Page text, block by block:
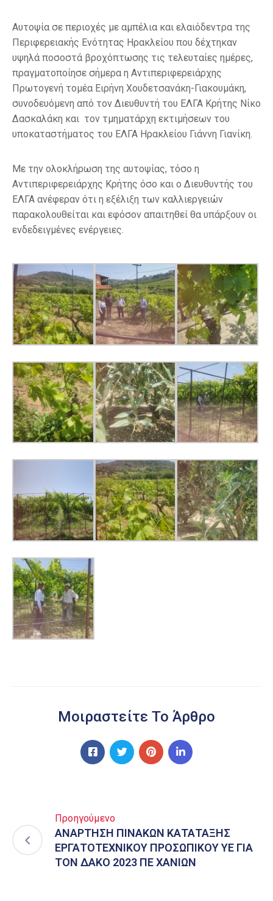
Αυτοψία σε περιοχές με αμπέλια και ελαιόδεντρα της
Περιφερειακής Ενότητας Ηρακλείου που δέχτηκαν
υψηλά ποσοστά βροχόπτωσης τις τελευταίες ημέρες,
πραγματοποίησε σήμερα η Αντιπεριφερειάρχης
Πρωτογενή τομέα Ειρήνη Χουδετσανάκη-Γιακουμάκη,
συνοδευόμενη από τον Διευθυντή του ΕΛΓΑ Κρήτης Νίκο
Δασκαλάκη και τον τμηματάρχη εκτιμήσεων του
υποκαταστήματος του ΕΛΓΑ Ηρακλείου Γιάννη Γιανίκη.
Με την ολοκλήρωση της αυτοψίας, τόσο η
Αντιπεριφερειάρχης Κρήτης όσο και ο Διευθυντής του
ΕΛΓΑ ανέφεραν ότι η εξέλιξη των καλλιεργειών
παρακολουθείται και εφόσον απαιτηθεί θα υπάρξουν οι
ενδεδειγμένες ενέργειες.
Μοιραστείτε Το Άρθρο
Προηγούμενο
ΑΝΑΡΤΗΣΗ ΠΙΝΑΚΩΝ ΚΑΤΑΤΑΞΗΣ
ΕΡΓΑΤΟΤΕΧΝΙΚΟΥ ΠΡΟΣΩΠΙΚΟΥ ΥΕ ΓΙΑ
ΤΟΝ ΔΑΚΟ 2023 ΠΕ ΧΑΝΙΩΝ